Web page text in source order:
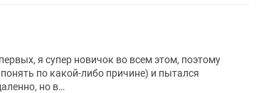
я супер новичок во всем этом, поэтому
по какой-либо причине) и пытался
но в…